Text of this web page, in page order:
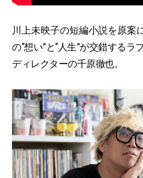
川上未映子の短編小説を原案
の“想い”と“人生”が交錯するラ
ディレクターの千原徹也。